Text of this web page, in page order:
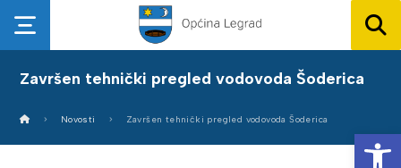
Završen tehnički pregled vodovoda Šoderica
Novosti Završen tehnički pregled vodovoda Šoderica